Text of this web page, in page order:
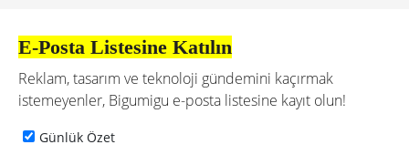
E-Posta Listesine Katılın
Reklam, tasarım ve teknoloji gündemini kaçırmak
istemeyenler, Bigumigu e-posta listesine kayıt olun!
Günlük Özet